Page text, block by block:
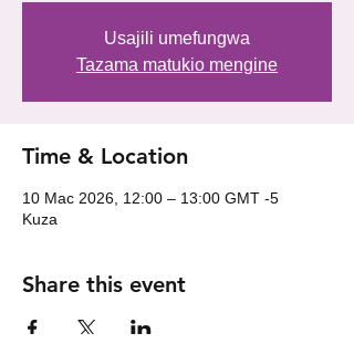
Usajili umefungwa
Tazama matukio mengine
Time & Location
10 Mac 2026, 12:00 – 13:00 GMT -5
Kuza
Share this event